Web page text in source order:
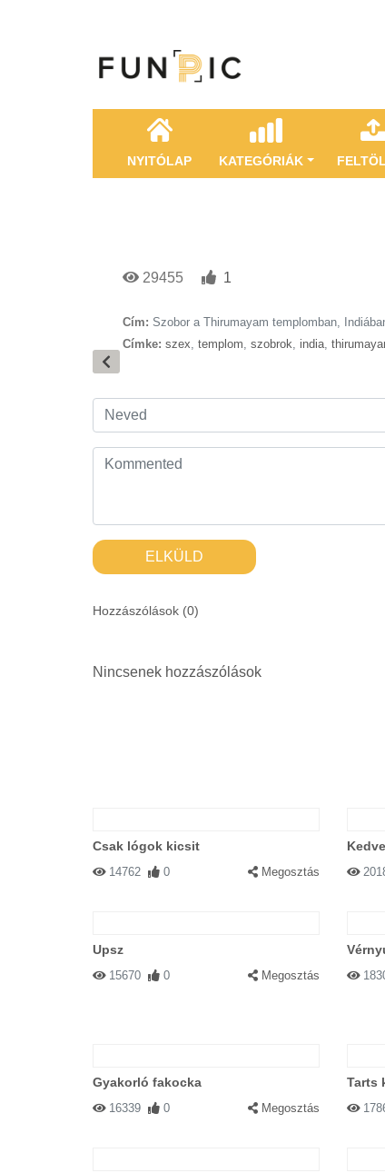
NYITÓLAP KATEGÓRIÁK
29455 1
Cím: Szobor a Thirumayam templomban,
Címke: szex, templom, szobrok, india,
ELKÜLD
Hozzászólások (0)
Nincsenek hozzászólások
Csak lógok kicsit
14762 0 Megosztás
Upsz
15670 0 Megosztás
Gyakorló fakocka
16339 0 Megosztás
Tarts